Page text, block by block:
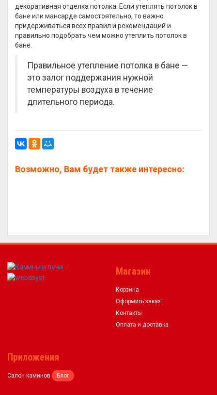
декоративная отделка потолка. Если утеплять потолок в
бане или мансарде самостоятельно, то важно
придерживаться всех правил и рекомендаций и
правильно подобрать чем можно утеплить потолок в
бане.
Правильное утепление потолка в бане —
это залог поддержания нужной
температуры воздуха в течение
длительного периода.
Возможно, Вам будет также интересно:
Магазин
Корзина
Оформить заказ
Контакты
Оплата и доставка
Приложения
Салон каминов Блог